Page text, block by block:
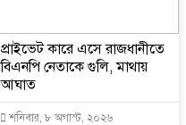
প্রাইভেট কারে এসে রাজধানীতে
বিএনপি নেতাকে গুলি, মাথায়
আঘাত
শনিবার, ৮ অগাস্ট, ২০২৬